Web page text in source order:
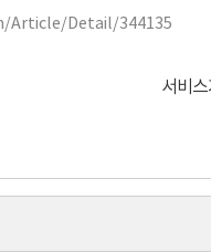
Article/Detail/344135
서비